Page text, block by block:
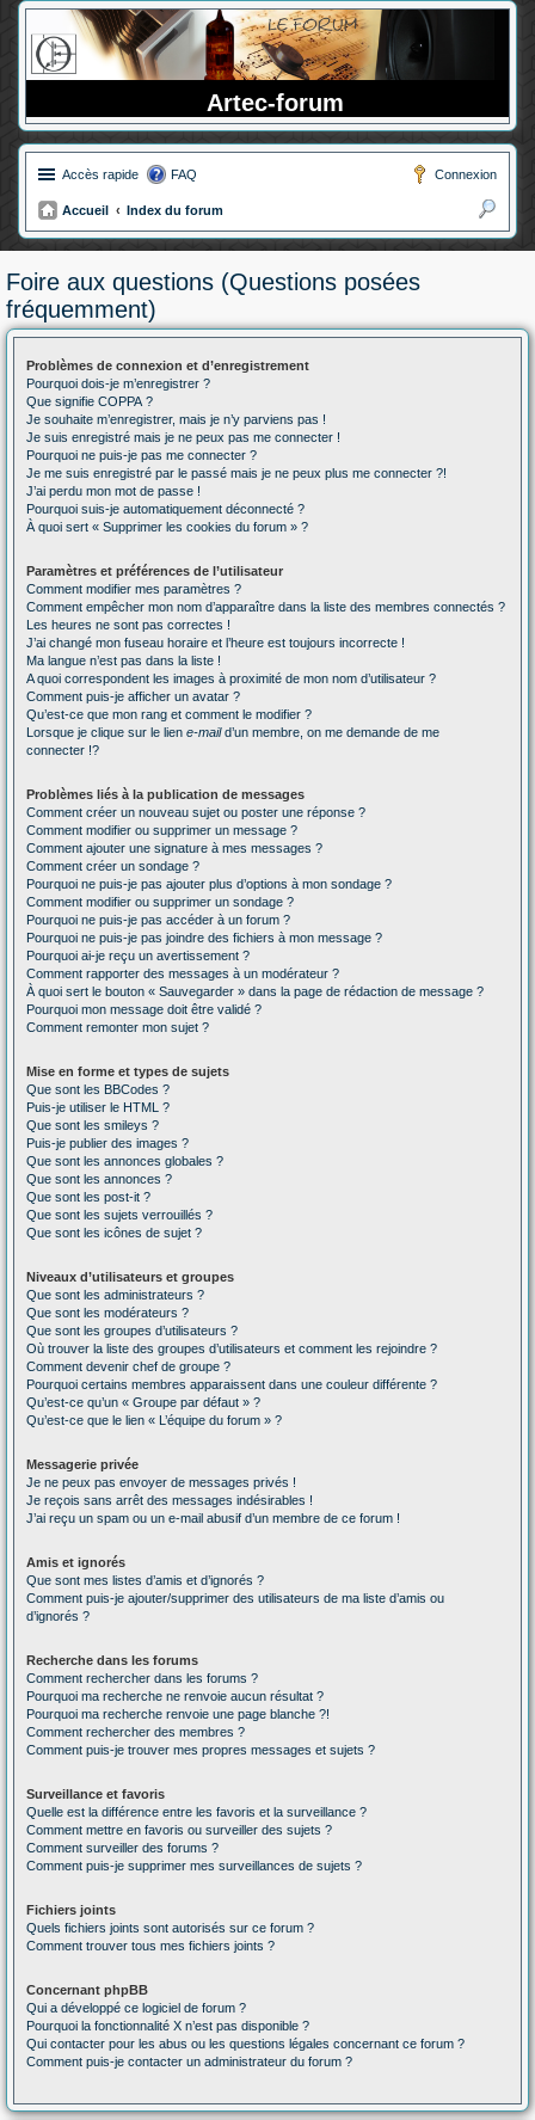
Artec-forum
Accès rapide FAQ Connexion
Accueil
Index du forum
ec
er
Foire aux questions (Questions posées
fréquemment)
Problèmes de connexion et d’enregistrement
Pourquoi dois-je m’enregistrer ?
Que signifie COPPA ?
Je souhaite m’enregistrer, mais je n’y parviens pas !
Je suis enregistré mais je ne peux pas me connecter !
Pourquoi ne puis-je pas me connecter ?
Je me suis enregistré par le passé mais je ne peux plus me connecter ?!
J’ai perdu mon mot de passe !
Pourquoi suis-je automatiquement déconnecté ?
À quoi sert « Supprimer les cookies du forum » ?
Paramètres et préférences de l’utilisateur
Comment modifier mes paramètres ?
Comment empêcher mon nom d’apparaître dans la liste des membres connectés ?
Les heures ne sont pas correctes !
J’ai changé mon fuseau horaire et l’heure est toujours incorrecte !
Ma langue n’est pas dans la liste !
A quoi correspondent les images à proximité de mon nom d’utilisateur ?
Comment puis-je afficher un avatar ?
Qu’est-ce que mon rang et comment le modifier ?
Lorsque je clique sur le lien e-maild’un membre, on me demande de me
connecter !?
Problèmes liés à la publication de messages
Comment créer un nouveau sujet ou poster une réponse ?
Comment modifier ou supprimer un message ?
Comment ajouter une signature à mes messages ?
Comment créer un sondage ?
Pourquoi ne puis-je pas ajouter plus d’options à mon sondage ?
Comment modifier ou supprimer un sondage ?
Pourquoi ne puis-je pas accéder à un forum ?
Pourquoi ne puis-je pas joindre des fichiers à mon message ?
Pourquoi ai-je reçu un avertissement ?
Comment rapporter des messages à un modérateur ?
À quoi sert le bouton « Sauvegarder » dans la page de rédaction de message ?
Pourquoi mon message doit être validé ?
Comment remonter mon sujet ?
Mise en forme et types de sujets
Que sont les BBCodes ?
Puis-je utiliser le HTML ?
Que sont les smileys ?
Puis-je publier des images ?
Que sont les annonces globales ?
Que sont les annonces ?
Que sont les post-it ?
Que sont les sujets verrouillés ?
Que sont les icônes de sujet ?
Niveaux d’utilisateurs et groupes
Que sont les administrateurs ?
Que sont les modérateurs ?
Que sont les groupes d’utilisateurs ?
Où trouver la liste des groupes d’utilisateurs et comment les rejoindre ?
Comment devenir chef de groupe ?
Pourquoi certains membres apparaissent dans une couleur différente ?
Qu’est-ce qu’un « Groupe par défaut » ?
Qu’est-ce que le lien « L’équipe du forum » ?
Messagerie privée
Je ne peux pas envoyer de messages privés !
Je reçois sans arrêt des messages indésirables !
J’ai reçu un spam ou un e-mail abusif d’un membre de ce forum !
Amis et ignorés
Que sont mes listes d’amis et d’ignorés ?
Comment puis-je ajouter/supprimer des utilisateurs de ma liste d’amis ou
d’ignorés ?
Recherche dans les forums
Comment rechercher dans les forums ?
Pourquoi ma recherche ne renvoie aucun résultat ?
Pourquoi ma recherche renvoie une page blanche ?!
Comment rechercher des membres ?
Comment puis-je trouver mes propres messages et sujets ?
Surveillance et favoris
Quelle est la différence entre les favoris et la surveillance ?
Comment mettre en favoris ou surveiller des sujets ?
Comment surveiller des forums ?
Comment puis-je supprimer mes surveillances de sujets ?
Fichiers joints
Quels fichiers joints sont autorisés sur ce forum ?
Comment trouver tous mes fichiers joints ?
Concernant phpBB
Qui a développé ce logiciel de forum ?
Pourquoi la fonctionnalité X n’est pas disponible ?
Qui contacter pour les abus ou les questions légales concernant ce forum ?
Comment puis-je contacter un administrateur du forum ?